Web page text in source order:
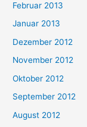
Februar 2013
Januar 2013
Dezember 2012
November 2012
Oktober 2012
September 2012
August 2012